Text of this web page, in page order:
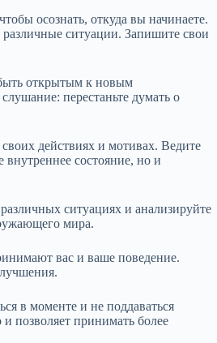
осознать, откуда вы начинаете.
ситуации. Запишите свои
быть открытым к новым
перестаньте думать о
действиях и мотивах. Ведите
состояние, но и
ситуациях и анализируйте
мира.
вас и ваше поведение.
в моменте и не поддаваться
позволяет принимать более